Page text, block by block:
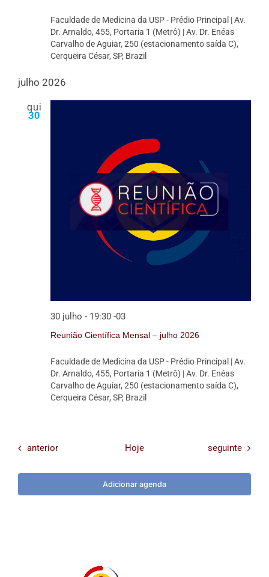
Faculdade de Medicina da USP - Prédio Principal | Av.
Dr. Arnaldo, 455, Portaria 1 (Metrô) | Av. Dr. Enéas
Carvalho de Aguiar, 250 (estacionamento saída C),
Cerqueira César, SP, Brazil
julho 2026
qui
30
Reunião Científica Mensal – julho 2026
30 julho - 19:30 -03
Faculdade de Medicina da USP - Prédio Principal | Av.
Dr. Arnaldo, 455, Portaria 1 (Metrô) | Av. Dr. Enéas
Carvalho de Aguiar, 250 (estacionamento saída C),
Cerqueira César, SP, Brazil
Eventos
anterior Hoje Eventos
seguinte
Adicionar agenda